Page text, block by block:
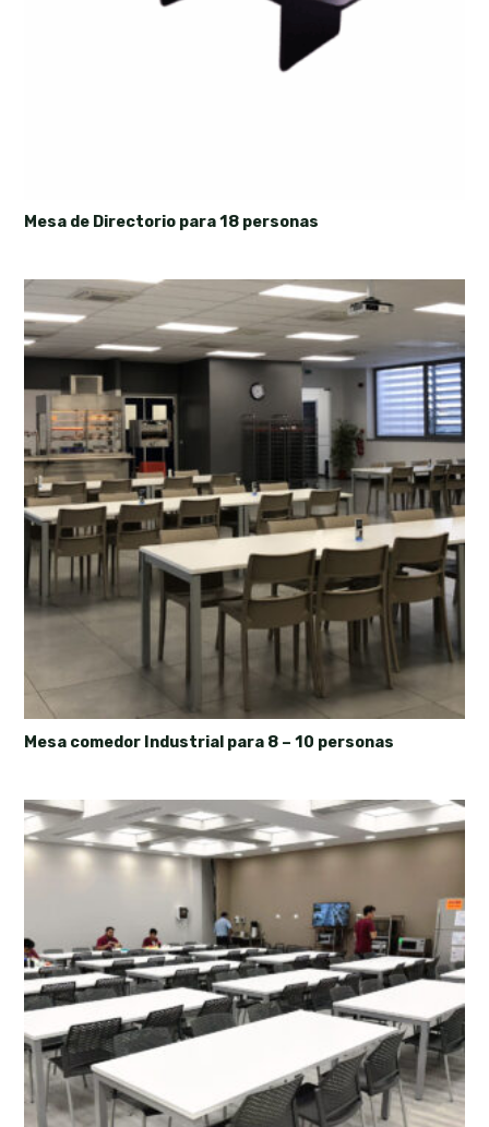
Mesa de Directorio para 18 personas
Mesa comedor Industrial para 8 – 10 personas